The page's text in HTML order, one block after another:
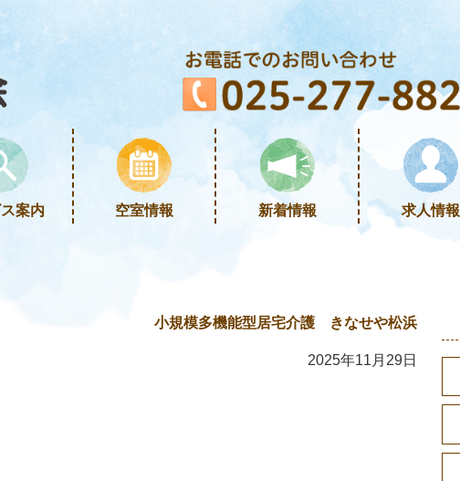
案内 空室情報 新着情報 求人情報
小規模多機能型居宅介護 きなせや松浜
2025年11月29日